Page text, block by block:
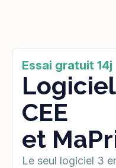
Essai gratuit 14j
Logiciel
CEE
et
Le seul logiciel 3